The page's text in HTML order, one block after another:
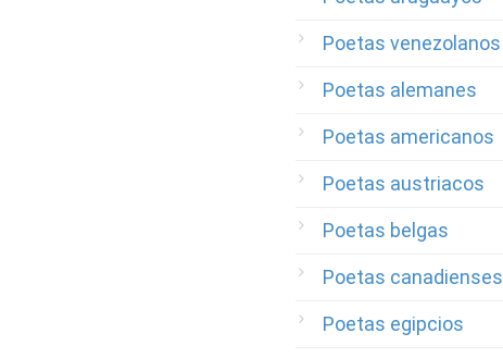
Poetas venezolanos
Poetas alemanes
Poetas americanos
Poetas austriacos
Poetas belgas
Poetas canadienses
Poetas egipcios